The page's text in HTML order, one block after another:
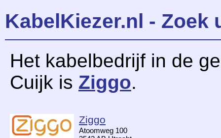
KabelKiezer.nl - Zoek
Het kabelbedrijf in de
Cuijk is Ziggo.
Ziggo
Atoomweg 100